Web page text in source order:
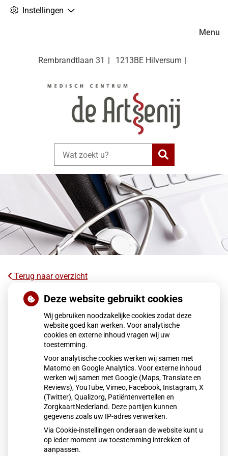
Instellingen
Rembrandtlaan 31 1213BE Hilversum
Zoeken
Menu
Terug naar overzicht
Terugroepactie babyvoeding Nestlé:
bacterie kan baby’s ziek maken
Nestlé roept de babyvoeding Little Steps 1 en Alfamino
terug vanwege mogelijke aanwezigheid van de bacterie
Bacillus cereus. Het gaat om een voorzorgsmaatregel; er
zijn geen zieke baby’s gemeld. Ouders wordt geadviseerd
de producten niet te gebruiken en terug te brengen, waarna
zij het aankoopbedrag terugkrijgen.
Lees het hele artikel op: Nationale zorggids
Publicatiedatum:06-01-2026
Deze website gebruikt cookies
Wij gebruiken noodzakelijke cookies zodat deze
website goed kan werken. Voor analytische
cookies en externe inhoud vragen wij uw
toestemming.
Voor analytische cookies werken wij samen met
Matomo en Google Analytics. Voor externe inhoud
werken wij samen met Google (Maps, Translate en
Reviews), YouTube, Vimeo, Facebook, Instagram, X
(Twitter), Qualizorg, Patiëntenvertellen en
ZorgkaartNederland. Deze partijen kunnen
gegevens zoals uw IP-adres verwerken.
Via Cookie-instellingen onderaan de website kunt u
op ieder moment uw toestemming intrekken of
aanpassen.